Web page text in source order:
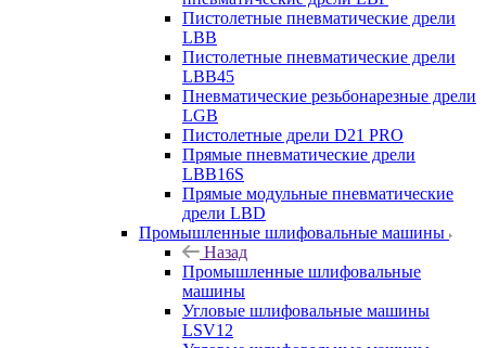
Пистолетные пневматические дрели
LBB
Пистолетные пневматические дрели
LBB45
Пневматические резьбонарезные дрели
LGB
Пистолетные дрели D21 PRO
Прямые пневматические дрели
LBB16S
Прямые модульные пневматические
дрели LBD
Промышленные шлифовальные машины
Назад
Промышленные шлифовальные
машины
Угловые шлифовальные машины
LSV12